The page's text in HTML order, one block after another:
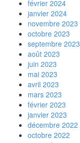
février 2024
janvier 2024
novembre 2023
octobre 2023
septembre 2023
août 2023
juin 2023
mai 2023
avril 2023
mars 2023
février 2023
janvier 2023
décembre 2022
octobre 2022